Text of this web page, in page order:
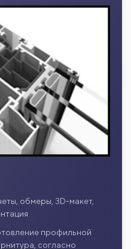
обмеры, 3D-макет,
профильной
согласно